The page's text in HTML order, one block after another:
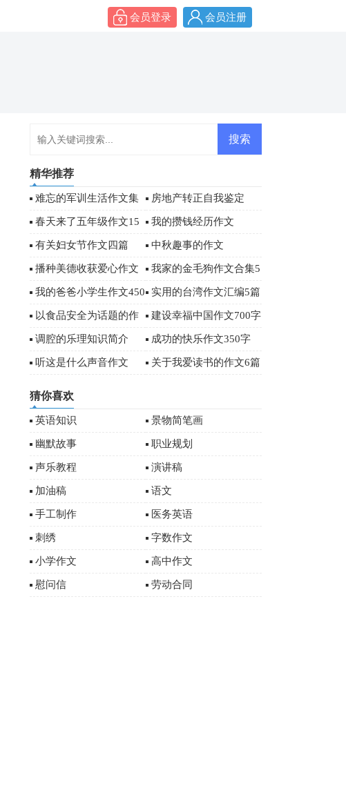
会员登录 会员注册
精华推荐
难忘的军训生活作文集
合6篇
房地产转正自我鉴定
春天来了五年级作文15
篇
我的攒钱经历作文
有关妇女节作文四篇 中秋趣事的作文
播种美德收获爱心作文 我家的金毛狗作文合集5
篇
我的爸爸小学生作文450
字
实用的台湾作文汇编5篇
以食品安全为话题的作
文
建设幸福中国作文700字
调腔的乐理知识简介 成功的快乐作文350字
听这是什么声音作文 关于我爱读书的作文6篇
猜你喜欢
英语知识 景物简笔画
幽默故事 职业规划
声乐教程 演讲稿
加油稿 语文
手工制作 医务英语
刺绣 字数作文
小学作文 高中作文
慰问信 劳动合同